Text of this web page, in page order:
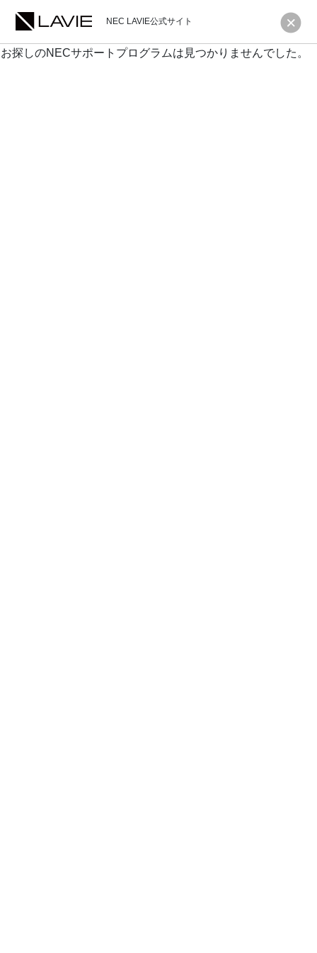
NEC LAVIE公式サイト
お探しのNECサポートプログラムは見つかりませんでした。